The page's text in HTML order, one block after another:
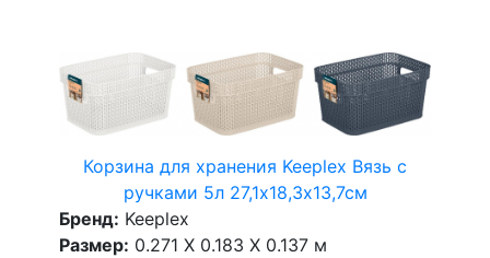
Корзина для хранения Keeplex Вязь с
ручками 5л 27,1х18,3х13,7см
Бренд: Keeplex
Размер: 0.271 X 0.183 X 0.137 м